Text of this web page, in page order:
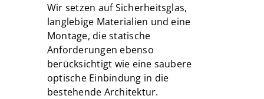
Wir setzen auf Sicherheitsglas,
langlebige Materialien und eine
Montage, die statische
Anforderungen ebenso
berücksichtigt wie eine saubere
optische Einbindung in die
bestehende Architektur.